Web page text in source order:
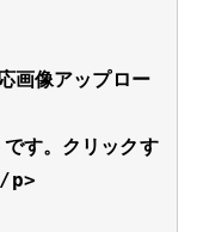
像アップロー
す。クリックす
p>